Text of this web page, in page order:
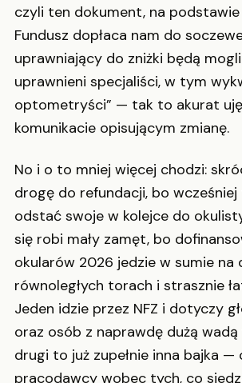
czyli ten dokument, na
Fundusz dopłaca nam do
uprawniający do zniżki będą
uprawnieni specjaliści, w tym
optometryści” — tak to akurat
komunikacie opisującym zmianę.
No i o to mniej więcej chodzi:
drogę do refundacji, bo wcześniej
odstać swoje w kolejce do
się robi mały zamęt, bo
okularów 2026 jedzie w sumie na
równoległych torach i strasznie
Jeden idzie przez NFZ i dotyczy
oraz osób z naprawdę dużą wadą
drugi to już zupełnie inna bajka —
pracodawcy wobec tych, co